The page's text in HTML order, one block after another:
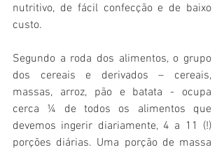
nutritivo, de fácil confecção e de baixo
custo.
Segundo a roda dos alimentos, o grupo
dos cereais e derivados – cereais,
massas, arroz, pão e batata - ocupa
cerca ¼ de todos os alimentos que
devemos ingerir diariamente, 4 a 11 (!)
porções diárias. Uma porção de massa